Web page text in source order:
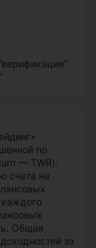
по
— TWR).
счета на
Общая
за